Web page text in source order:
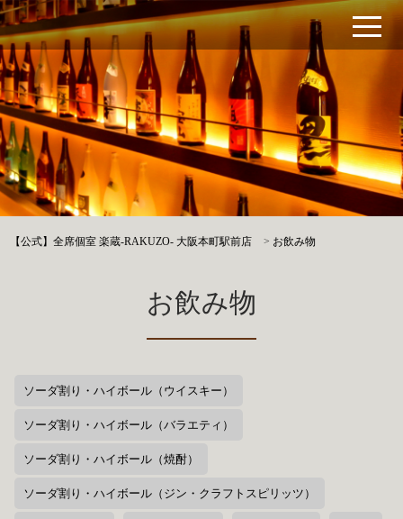
【公式】全席個室 楽蔵‐RAKUZO‐ 大阪本町駅前店 > お飲み物
お飲み物
ソーダ割り・ハイボール（ウイスキー）
ソーダ割り・ハイボール（バラエティ）
ソーダ割り・ハイボール（焼酎）
ソーダ割り・ハイボール（ジン・クラフトスピリッツ）